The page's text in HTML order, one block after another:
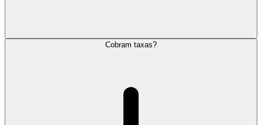
Cobram taxas?